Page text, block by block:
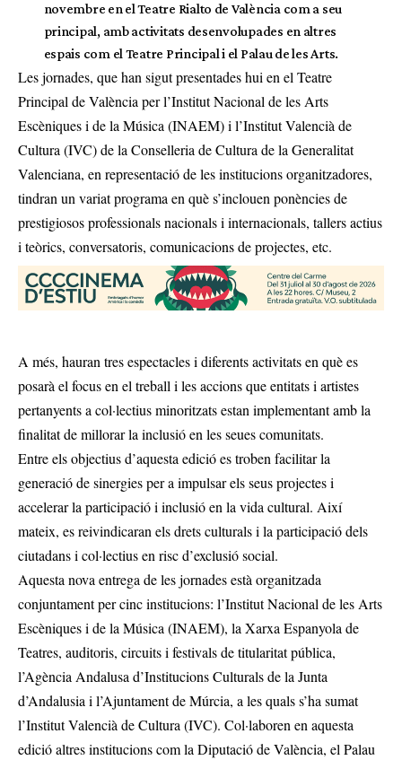
novembre en el Teatre Rialto de València com a seu
principal, amb activitats desenvolupades en altres
espais com el Teatre Principal i el Palau de les Arts.
Les jornades, que han sigut presentades hui en el Teatre
Principal de València per l’Institut Nacional de les Arts
Escèniques i de la Música (INAEM) i l’Institut Valencià de
Cultura (IVC) de la Conselleria de Cultura de la Generalitat
Valenciana, en representació de les institucions organitzadores,
tindran un variat programa en què s’inclouen ponències de
prestigiosos professionals nacionals i internacionals, tallers actius
i teòrics, conversatoris, comunicacions de projectes, etc.
A més, hauran tres espectacles i diferents activitats en què es
posarà el focus en el treball i les accions que entitats i artistes
pertanyents a col·lectius minoritzats estan implementant amb la
finalitat de millorar la inclusió en les seues comunitats.
Entre els objectius d’aquesta edició es troben facilitar la
generació de sinergies per a impulsar els seus projectes i
accelerar la participació i inclusió en la vida cultural. Així
mateix, es reivindicaran els drets culturals i la participació dels
ciutadans i col·lectius en risc d’exclusió social.
Aquesta nova entrega de les jornades està organitzada
conjuntament per cinc institucions: l’Institut Nacional de les Arts
Escèniques i de la Música (INAEM), la Xarxa Espanyola de
Teatres, auditoris, circuits i festivals de titularitat pública,
l’Agència Andalusa d’Institucions Culturals de la Junta
d’Andalusia i l’Ajuntament de Múrcia, a les quals s’ha sumat
l’Institut Valencià de Cultura (IVC). Col·laboren en aquesta
edició altres institucions com la Diputació de València, el Palau